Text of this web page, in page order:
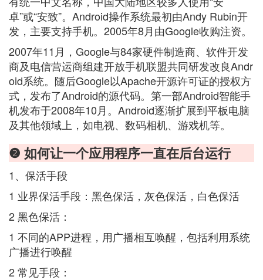
卓”或“安致”。Android操作系统最初由Andy Rubin开
发，主要支持手机。2005年8月由Google收购注资。
2007年11月，Google与84家硬件制造商、软件开发
商及电信营运商组建开放手机联盟共同研发改良Andr
oid系统。随后Google以Apache开源许可证的授权方
式，发布了Android的源代码。第一部Android智能手
机发布于2008年10月。Android逐渐扩展到平板电脑
及其他领域上，如电视、数码相机、游戏机等。
❷ 如何让一个应用程序一直在后台运行
1、保活手段
1 业界保活手段：黑色保活，灰色保活，白色保活
2 黑色保活：
1 不同的APP进程，用广播相互唤醒，包括利用系统
广播进行唤醒
2 常见手段：